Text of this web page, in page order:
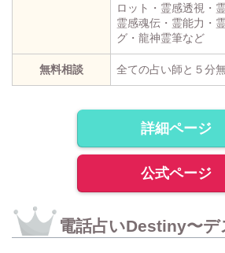
ロット・霊感透視・
霊感魂伝・霊能力・
グ・龍神霊筆など
無料相談 全ての占い師と５分
詳細ページ
公式ページ
電話占いDestiny〜デ